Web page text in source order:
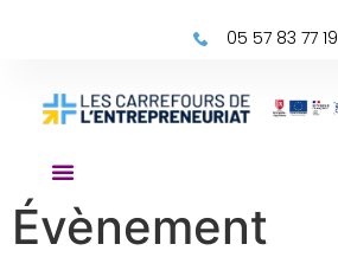
05 57 83 77 19
Évènement